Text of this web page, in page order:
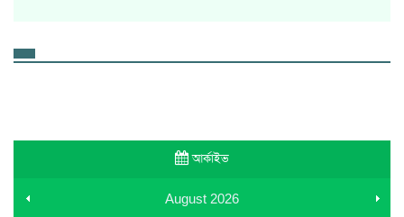
আর্কাইভ
August 2026